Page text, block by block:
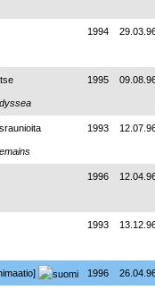
1994
1995
1993
1996
1993
1996